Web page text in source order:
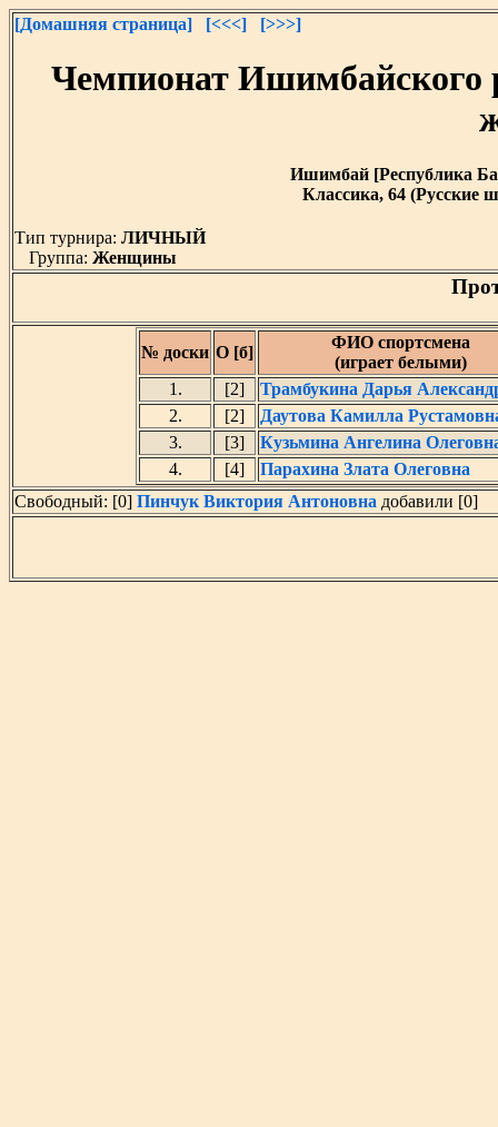
[Домашняя страница] [<<<] [>>>]
Чемпионат Ишимбайского
Ишимбай [Республика
Классика, 64 (Русские
Тип турнира: ЛИЧНЫЙ
Группа: Женщины
№ доски О [б]
ФИО спортсмена
(играет белыми)
1.
[2]
Трамбукина Дарья
2.
[2]
Даутова Камилла
3.
[3]
Кузьмина Ангелина
4.
[4]
Парахина Злата Олеговна
Свободный: [0] Пинчук Виктория Антоновна добавили [0]